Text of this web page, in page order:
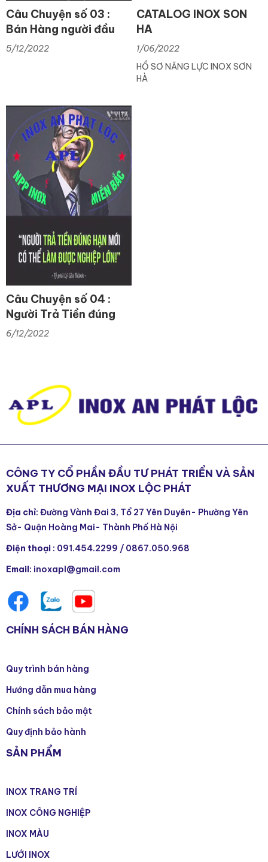
Câu Chuyện số 03 :
Bán Hàng người đầu
tiên tin tưởng LÀ
5/12/2022
CATALOG INOX SON
HA
1/06/2022
HỒ SƠ NĂNG LỰC INOX SƠN
HÀ
Câu Chuyện số 04 :
Người Trả Tiền đúng
hạn mới là người có thể
6/12/2022
CÔNG TY CỔ PHẦN ĐẦU TƯ PHÁT TRIỂN VÀ SẢN
XUẤT THƯƠNG MẠI INOX LỘC PHÁT
Địa chỉ: Đường Vành Đai 3, Tổ 27 Yên Duyên- Phường Yên
Sở- Quận Hoàng Mai- Thành Phố Hà Nội
Điện thoại : 091.454.2299 / 0867.050.968
Email: inoxapl@gmail.com
CHÍNH SÁCH BÁN HÀNG
Quy trình bán hàng
Hướng dẫn mua hàng
Chính sách bảo mật
Quy định bảo hành
SẢN PHẨM
INOX TRANG TRÍ
INOX CÔNG NGHIỆP
INOX MÀU
LƯỚI INOX